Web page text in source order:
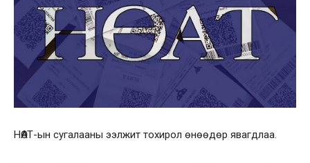
НӨАТ-ын сугалааны ээлжит тохирол өнөөдөр явагдлаа.